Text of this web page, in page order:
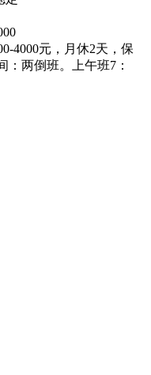
4000元，月休2天，保
：两倒班。上午班7：